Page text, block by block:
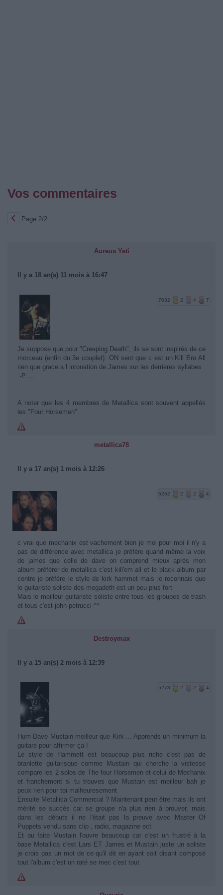
Vos commentaires
Page 2/2
Aureus Yeti
Il y a 18 an(s) 11 mois à 16:47
7032 2 4 7
Je suppose que pour "Creeping Death", ils se sont inspirés de ce
morceau (enfin du 3e couplet). ON sent que c est un Kill Em All
rien que grace a l intonation de James sur les derrieres syllabes
:-P ...
A noter que les 4 membres de Metallica sont souvent appellés
les "Four Horsemen".
metallica78
Il y a 17 an(s) 1 mois à 12:26
5262 2 2 4
c vrai que mechanix est vachement bien je moi pour moi il n'y a
pas de différence avec metallica je préfère quand même la voix
de james que celle de dave on comprend mieux après mon
album préférer de metallica c'est kill'em all et le black album par
contre je préfère le style de kirk hammet mais je reconnais que
le guitariste soliste des megadeth est un peu plus fort
Mais le meilleur guitariste soliste entre tous les groupes de trash
et tous c'est john petrucci ^^
Destroymax
Il y a 15 an(s) 2 mois à 12:39
5273 2 2 4
Hum Dave Mustain meilleur que Kirk ... Apprends un minimum la
guitare pour affirmer ça !
Le style de Hammett est beaucoup plus riche c'est pas de
branlette guitarisque comme Mustain qui cherche la vistesse
compare les 2 solos de The four Horsemen et celui de Mechanix
et franchement si tu trouves que Mustain est meilleur bah je
peux rien pour toi malheuresement
Ensuite Metallica Commercial ? Maintenant peut-être mais ils ont
mérité se succès car se groupe n'a plus rien à prouver, mais
dans les débuts il ne l'était pas la preuve avec Master Of
Puppets vendu sans clip , radio, magazine ect
Et au faite Mustain l'ouvre beaucoup car c'est un frustré à la
base Metallica c'est Lars ET James et Mustain juste un soliste
je crois pas un mot de ce qu'il dit en ayant soit disant composé
tout l'album c'est un raté se mec c'est tout